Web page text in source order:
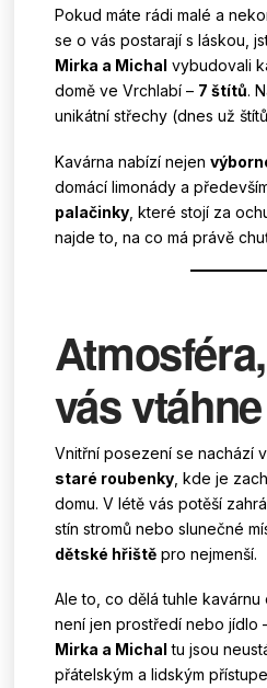
Pokud máte rádi malé a
se o vás postarají s láskou,
Mirka a Michal vybudovali
domě ve Vrchlabí – 7 štítů.
unikátní střechy (dnes už
Kavárna nabízí nejen
domácí limonády a
palačinky, které stojí za
najde to, na co má právě
vás vtáhne
Vnitřní posezení se nachází
staré roubenky, kde je
domu. V létě vás potěší
stín stromů nebo slunečné
dětské hřištěpro nejmenší.
Ale to, co dělá tuhle
není jen prostředí nebo jídlo
Mirka a Michal tu jsou
přátelským a lidským